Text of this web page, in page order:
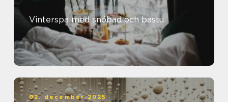
Vinterspa med snöbad och bastu
02. december 2025